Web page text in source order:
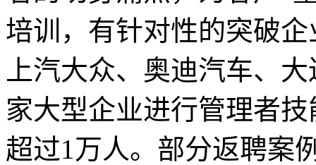
培训，有针对性的突破
上汽大众、奥迪汽车、
家大型企业进行管理者
超过1万人。部分返聘案